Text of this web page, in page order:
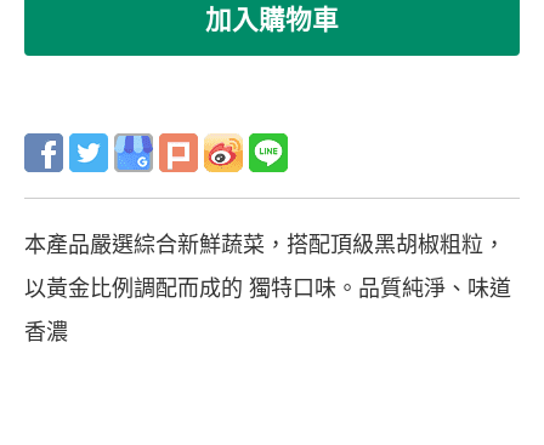
本產品嚴選綜合新鮮蔬菜，搭配頂級黑胡椒粗粒，
以黃金比例調配而成的 獨特口味。品質純淨、味道
香濃